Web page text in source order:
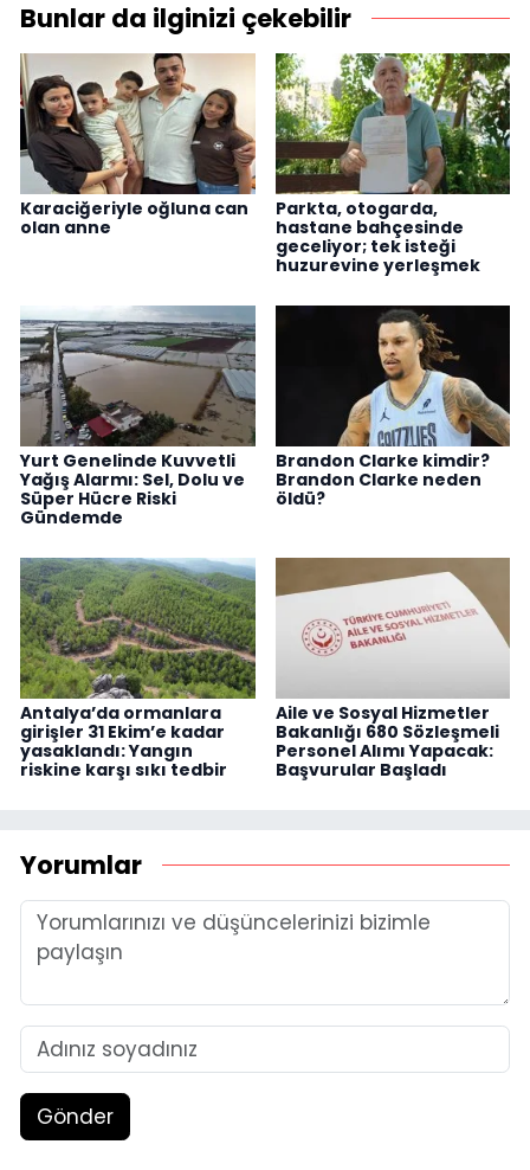
Bunlar da ilginizi çekebilir
Karaciğeriyle oğluna can
olan anne
Parkta, otogarda,
hastane bahçesinde
geceliyor; tek isteği
huzurevine yerleşmek
Yurt Genelinde Kuvvetli
Yağış Alarmı: Sel, Dolu ve
Süper Hücre Riski
Gündemde
Brandon Clarke kimdir?
Brandon Clarke neden
öldü?
Antalya’da ormanlara
girişler 31 Ekim’e kadar
yasaklandı: Yangın
riskine karşı sıkı tedbir
Aile ve Sosyal Hizmetler
Bakanlığı 680 Sözleşmeli
Personel Alımı Yapacak:
Başvurular Başladı
Yorumlar
Gönder